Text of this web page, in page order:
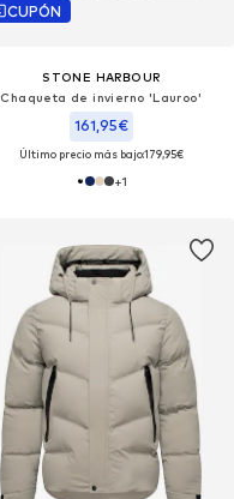
CUPÓN
STONE HARBOUR
Chaqueta de invierno 'Lauroo'
161,95€
Último precio más bajo:179,95€
+1